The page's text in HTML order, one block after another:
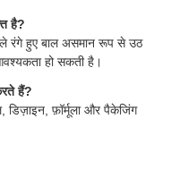
है?
रंगे हुए बाल असमान रूप से उठ
हो सकती है।
हैं?
फ़ॉर्मूला और पैकेजिंग